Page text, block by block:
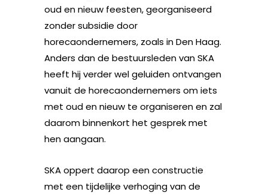
oud en nieuw feesten, georganiseerd
zonder subsidie door
horecaondernemers, zoals in Den Haag.
Anders dan de bestuursleden van SKA
heeft hij verder wel geluiden ontvangen
vanuit de horecaondernemers om iets
met oud en nieuw te organiseren en zal
daarom binnenkort het gesprek met
hen aangaan.
SKA oppert daarop een constructie
met een tijdelijke verhoging van de